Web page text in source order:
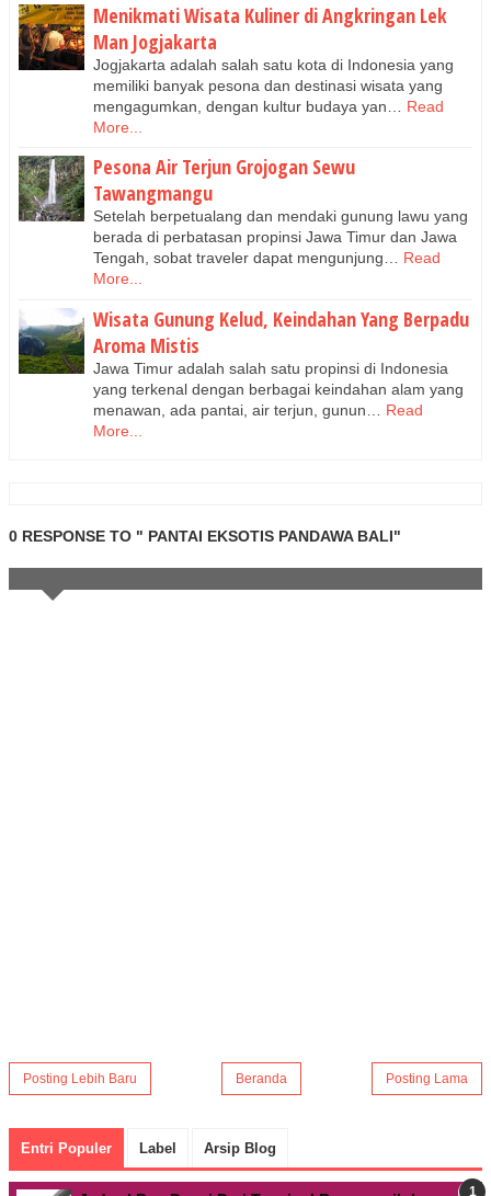
Menikmati Wisata Kuliner di Angkringan Lek
Man Jogjakarta
Jogjakarta adalah salah satu kota di Indonesia yang
memiliki banyak pesona dan destinasi wisata yang
mengagumkan, dengan kultur budaya yan…
Read
More...
Pesona Air Terjun Grojogan Sewu
Tawangmangu
Setelah berpetualang dan mendaki gunung lawu yang
berada di perbatasan propinsi Jawa Timur dan Jawa
Tengah, sobat traveler dapat mengunjung… Read
More...
Wisata Gunung Kelud, Keindahan Yang Berpadu
Aroma Mistis
Jawa Timur adalah salah satu propinsi di Indonesia
yang terkenal dengan berbagai keindahan alam yang
menawan, ada pantai, air terjun, gunun…
Read
More...
0 RESPONSE TO " PANTAI EKSOTIS PANDAWA BALI"
Posting Lebih Baru Posting Lama
Beranda
Entri Populer Label Arsip Blog